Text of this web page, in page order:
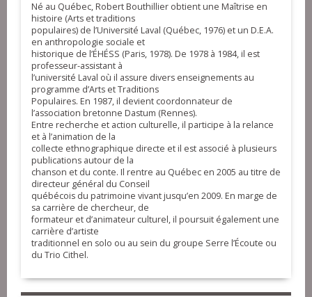
Né au Québec, Robert Bouthillier obtient une Maîtrise en
histoire (Arts et traditions
populaires) de l’Université Laval (Québec, 1976) et un D.E.A.
en anthropologie sociale et
historique de l’ÉHÉSS (Paris, 1978). De 1978 à 1984, il est
professeur-assistant à
l’université Laval où il assure divers enseignements au
programme d’Arts et Traditions
Populaires. En 1987, il devient coordonnateur de
l’association bretonne Dastum (Rennes).
Entre recherche et action culturelle, il participe à la relance
et à l’animation de la
collecte ethnographique directe et il est associé à plusieurs
publications autour de la
chanson et du conte. Il rentre au Québec en 2005 au titre de
directeur général du Conseil
québécois du patrimoine vivant jusqu’en 2009. En marge de
sa carrière de chercheur, de
formateur et d’animateur culturel, il poursuit également une
carrière d’artiste
traditionnel en solo ou au sein du groupe Serre l’Écoute ou
du Trio Cithel.